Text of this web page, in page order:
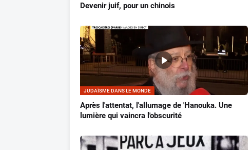
Devenir juif, pour un chinois
JUDAÏSME DANS LE MONDE
Après l'attentat, l'allumage de 'Hanouka. Une
lumière qui vaincra l'obscurité